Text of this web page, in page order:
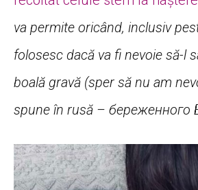
va permite oricând, inclusiv
folosesc dacă va fi nevoie să-l
boală gravă (sper să nu am
spune în rusă – береженного